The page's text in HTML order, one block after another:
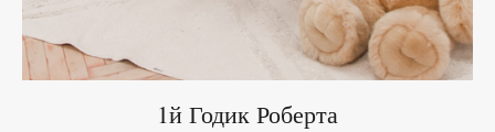
1й Годик Роберта